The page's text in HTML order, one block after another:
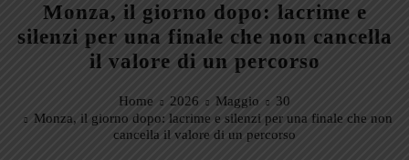
Monza, il giorno dopo: lacrime e
silenzi per una finale che non cancella
il valore di un percorso
Home 2026 Maggio
30
Monza, il giorno dopo: lacrime e silenzi per una finale che non
cancella il valore di un percorso